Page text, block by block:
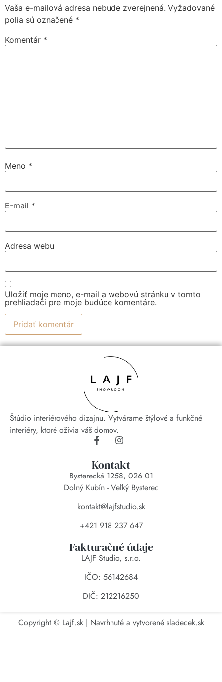
Vaša e-mailová adresa nebude zverejnená. Vyžadované
polia sú označené *
Komentár *
Meno *
E-mail *
Adresa webu
Uložiť moje meno, e-mail a webovú stránku v tomto
prehliadači pre moje budúce komentáre.
Štúdio interiérového dizajnu. Vytvárame štýlové a funkčné
interiéry, ktoré oživia váš domov.
Kontakt
Bysterecká 1258, 026 01
Dolný Kubín - Veľký Bysterec
kontakt@lajfstudio.sk
+421 918 237 647
Fakturačné údaje
LAJF Studio, s.r.o.
IČO: 56142684
DIČ: 212216250
Copyright © Lajf.sk | Navrhnuté a vytvorené sladecek.sk